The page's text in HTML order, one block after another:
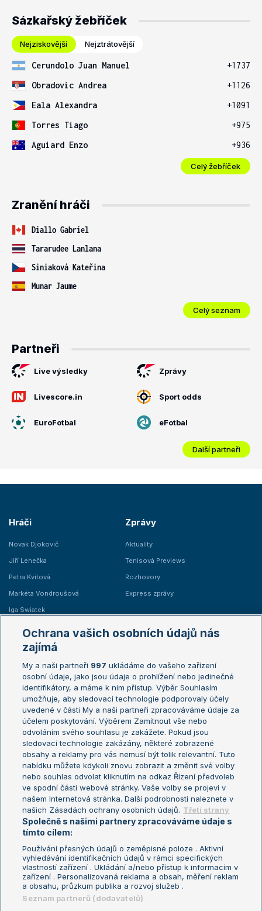
Sázkařský žebříček
Nejziskovější Nejztrátovější
Cerundolo Juan Manuel
+1737
Obradovic Andrea
+1126
Eala Alexandra
+1091
Torres Tiago
+975
Aguiard Enzo
+936
Celý žebříček
Zranění hráči
Diallo Gabriel
Tararudee Lanlana
Siniaková Kateřina
Munar Jaume
Celý seznam
Partneři
Live výsledky Zprávy
Livescore.in Sport odds
EuroFotbal eFotbal
Další partneři
Hráči
Novak Djokovič
Jiří Lehečka
Petra Kvitová
Markéta Vondroušová
Iga Swiatek
Zprávy
Aktuality
Tenisová Previews
Rozhovory
Express zprávy
Žebříčky
Žebříček ATP (muži)
Žebříček WTA (ženy)
Sázkařský žebříček
Australian Open
French Open
Wimbledon
US Open
Turnaj mistrů
Turnaj mistryň
Aktualní trendy
Fotbalové přestupy
Livesport Daily
LS Prague Open
Podmínky užití
Nastavení soukromí
GDPR a žurnalistika
Reklama
Kontakt
Informace o zpracování osobních
údajů
Ochrana vašich osobních údajů nás
zajímá
My a naši partneři 997 ukládáme do vašeho zařízení
osobní údaje, jako jsou údaje o prohlížení nebo jedinečné
identifikátory, a máme k nim přístup. Výběr Souhlasím
umožňuje, aby sledovací technologie podporovaly účely
uvedené v části My a naši partneři zpracováváme údaje za
účelem poskytování. Výběrem Zamítnout vše nebo
odvoláním svého souhlasu je zakážete. Pokud jsou
sledovací technologie zakázány, některé zobrazené
obsahy a reklamy pro vás nemusí být tolik relevantní. Tuto
nabídku můžete kdykoli znovu zobrazit a změnit své volby
nebo souhlas odvolat kliknutím na odkaz Řízení předvoleb
ve spodní části webové stránky. Vaše volby se projeví v
našem Internetová stránka. Další podrobnosti naleznete v
našich Zásadách ochrany osobních údajů. Třetí strany
Společně s našimi partnery zpracováváme údaje s
tímto cílem:
Používání přesných údajů o zeměpisné poloze . Aktivní
vyhledávání identifikačních údajů v rámci specifických
vlastností zařízení . Ukládání a/nebo přístup k informacím v
zařízení . Personalizovaná reklama a obsah, měření reklam
a obsahu, průzkum publika a rozvoj služeb .
Seznam partnerů (dodavatelů)